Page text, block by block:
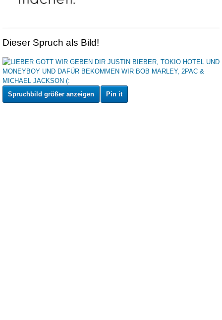
Dieser Spruch als Bild!
Spruchbild größer anzeigen Pin it